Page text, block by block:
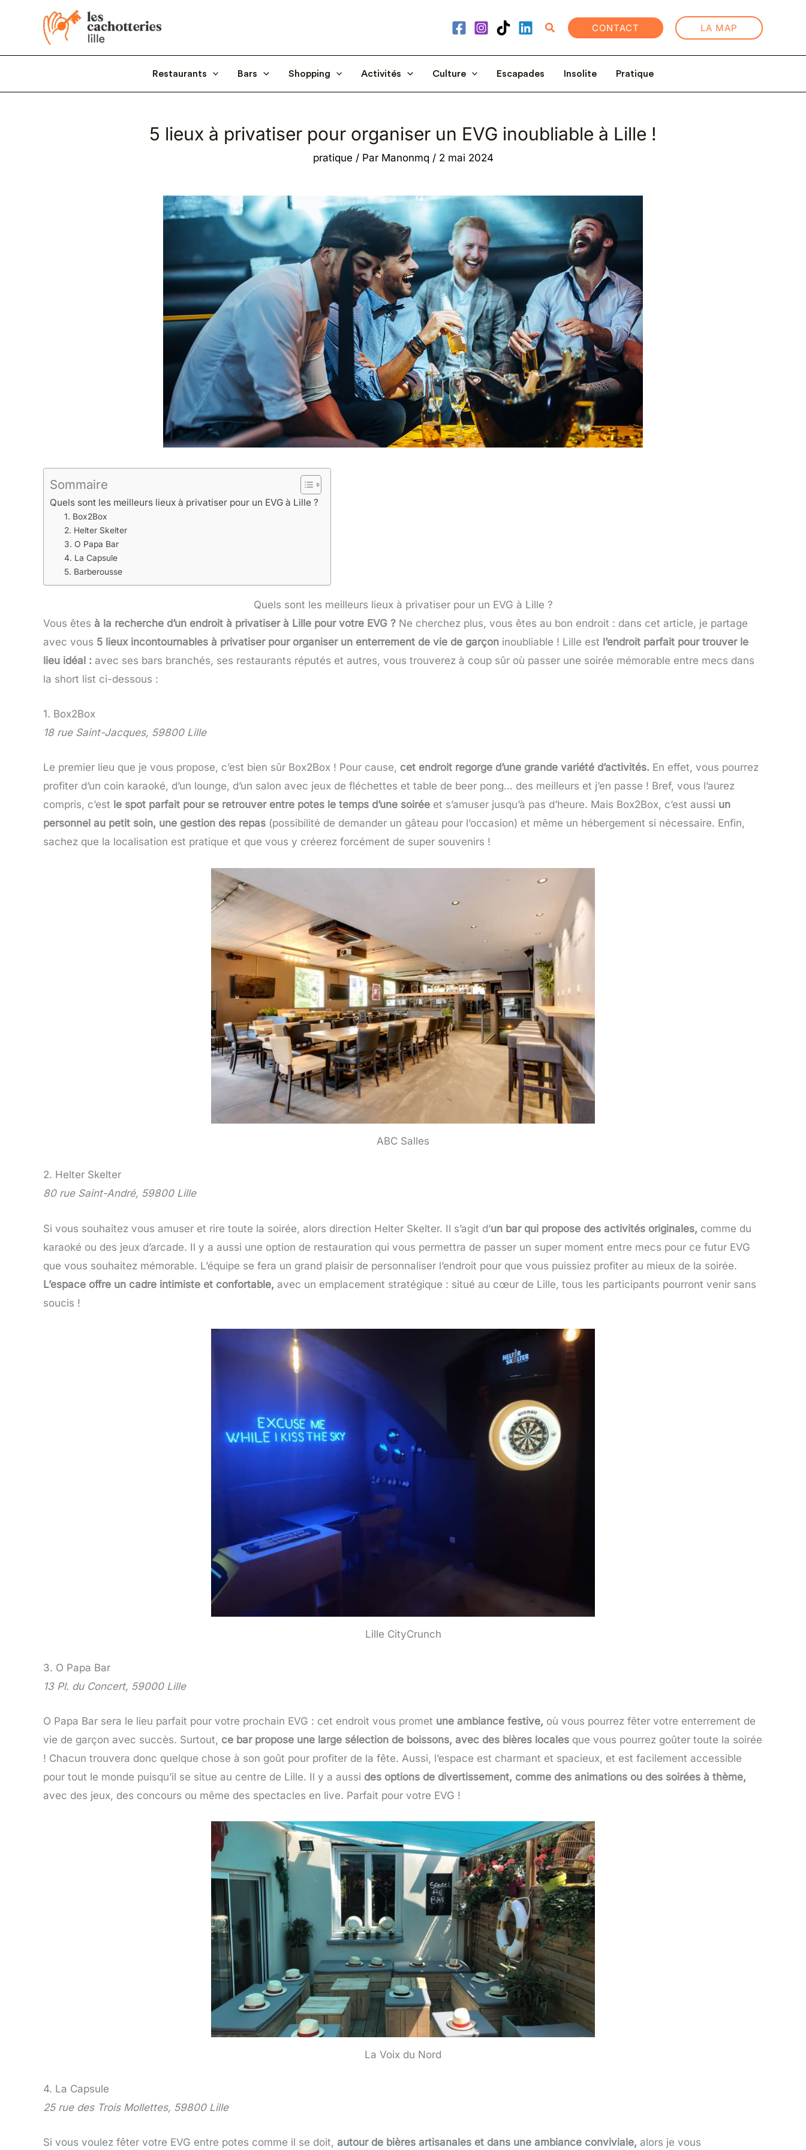
RechercherCONTACT LA MAP
Restaurants Bars Shopping Activités Culture Escapades Insolite Pratique
5 lieux à privatiser pour organiser un EVG inoubliable à Lille !
pratique / Par Manonmq / 2 mai 2024
Sommaire
Quels sont les meilleurs lieux à privatiser pour un EVG à Lille ?
1. Box2Box
2. Helter Skelter
3. O Papa Bar
4. La Capsule
5. Barberousse
Quels sont les meilleurs lieux à privatiser pour un EVG à Lille ?
Vous êtes à la recherche d’un endroit à privatiser à Lille pour votre EVG ? Ne cherchez plus, vous êtes au bon endroit : dans cet article, je partage
avec vous 5 lieux incontournables à privatiser pour organiser un enterrement de vie de garçon inoubliable ! Lille est l’endroit parfait pour trouver le
lieu idéal : avec ses bars branchés, ses restaurants réputés et autres, vous trouverez à coup sûr où passer une soirée mémorable entre mecs dans
la short list ci-dessous :
1. Box2Box
18 rue Saint-Jacques, 59800 Lille
Le premier lieu que je vous propose, c’est bien sûr Box2Box ! Pour cause, cet endroit regorge d’une grande variété d’activités. En effet, vous pourrez
profiter d’un coin karaoké, d’un lounge, d’un salon avec jeux de fléchettes et table de beer pong… des meilleurs et j’en passe ! Bref, vous l’aurez
compris, c’est le spot parfait pour se retrouver entre potes le temps d’une soirée et s’amuser jusqu’à pas d’heure. Mais Box2Box, c’est aussi un
personnel au petit soin, une gestion des repas (possibilité de demander un gâteau pour l’occasion) et même un hébergement si nécessaire. Enfin,
sachez que la localisation est pratique et que vous y créerez forcément de super souvenirs !
ABC Salles
2. Helter Skelter
80 rue Saint-André, 59800 Lille
Si vous souhaitez vous amuser et rire toute la soirée, alors direction Helter Skelter. Il s’agit d’un bar qui propose des activités originales, comme du
karaoké ou des jeux d’arcade. Il y a aussi une option de restauration qui vous permettra de passer un super moment entre mecs pour ce futur EVG
que vous souhaitez mémorable. L’équipe se fera un grand plaisir de personnaliser l’endroit pour que vous puissiez profiter au mieux de la soirée.
L’espace offre un cadre intimiste et confortable, avec un emplacement stratégique : situé au cœur de Lille, tous les participants pourront venir sans
soucis !
Lille CityCrunch
3. O Papa Bar
13 Pl. du Concert, 59000 Lille
O Papa Bar sera le lieu parfait pour votre prochain EVG : cet endroit vous promet une ambiance festive, où vous pourrez fêter votre enterrement de
vie de garçon avec succès. Surtout, ce bar propose une large sélection de boissons, avec des bières locales que vous pourrez goûter toute la soirée
! Chacun trouvera donc quelque chose à son goût pour profiter de la fête. Aussi, l’espace est charmant et spacieux, et est facilement accessible
pour tout le monde puisqu’il se situe au centre de Lille. Il y a aussi des options de divertissement, comme des animations ou des soirées à thème,
avec des jeux, des concours ou même des spectacles en live. Parfait pour votre EVG !
La Voix du Nord
4. La Capsule
25 rue des Trois Mollettes, 59800 Lille
Si vous voulez fêter votre EVG entre potes comme il se doit, autour de bières artisanales et dans une ambiance conviviale, alors je vous